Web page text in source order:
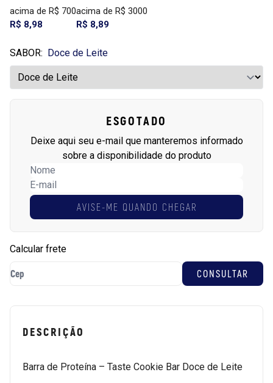
acima de R$ 700
R$ 8,98
acima de R$ 3000
R$ 8,89
SABOR: Doce de Leite
ESGOTADO
Deixe aqui seu e-mail que manteremos informado
sobre a disponibilidade do produto
AVISE-ME QUANDO CHEGAR
Calcular frete
DESCRIÇÃO
Barra de Proteína – Taste Cookie Bar Doce de Leite